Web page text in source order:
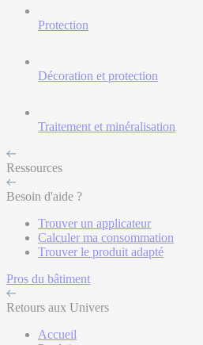
Protection
Décoration et protection
Traitement et minéralisation
Ressources
Besoin d'aide ?
Trouver un applicateur
Calculer ma consommation
Trouver le produit adapté
Pros du bâtiment
Retours aux Univers
Accueil